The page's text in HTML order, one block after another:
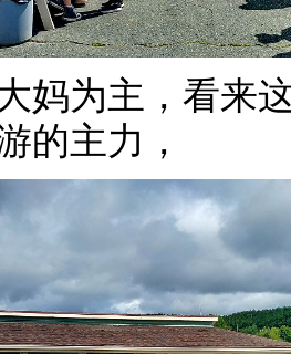
妈为主，看来
的主力，